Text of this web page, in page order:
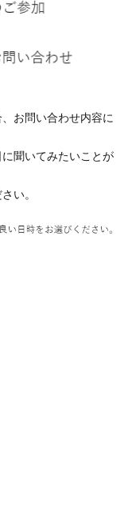
お問い合わせ内容に
聞いてみたいことが
い。